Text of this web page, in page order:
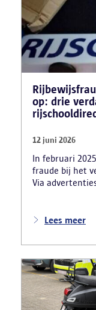
op: drie
12 juni 2026
In februari
fraude bij het
Via
aan.
effectief lessen
bracht ook een
examenfraude
opleiding en
Lees meer